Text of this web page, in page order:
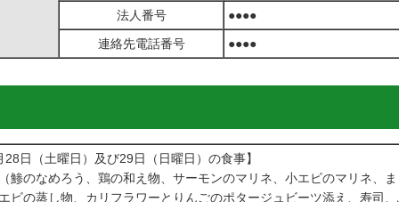
法人番号
●●●●
連絡先電話番号
●●●●
28日（土曜日）及び29日（日曜日）の食事】
鯵のなめろう、鶏の和え物、サーモンのマリネ、小エビのマリネ、
ビの蒸し物、カリフラワーとりんごのポタージュビーツ添え、寿司